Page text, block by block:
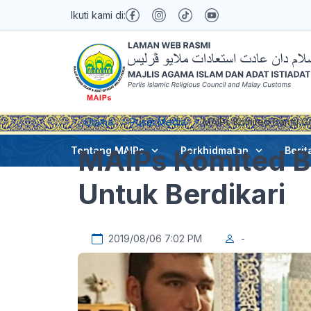
Ikuti kami di:
Tentang MAIPs Perkhidmatan
Utama Pusat Media MAIPs Komited Bantu
MAIPs Komited
Untuk Berdikari
2019/08/06 7:02 PM -